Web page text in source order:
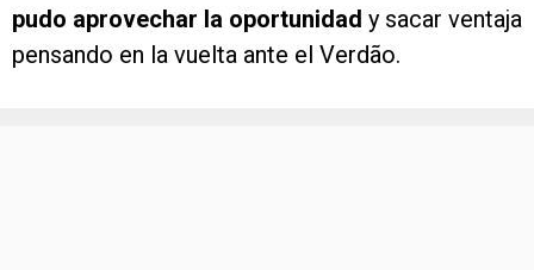
pudo aprovechar la oportunidad y sacar ventaja
pensando en la vuelta ante el Verdão.